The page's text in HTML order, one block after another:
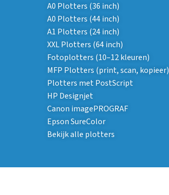
A0 Plotters (36 inch)
A0 Plotters (44 inch)
A1 Plotters (24 inch)
XXL Plotters (64 inch)
Fotoplotters (10–12 kleuren)
MFP Plotters (print, scan, kopieer)
Plotters met PostScript
HP Designjet
Canon imagePROGRAF
Epson SureColor
Bekijk alle plotters